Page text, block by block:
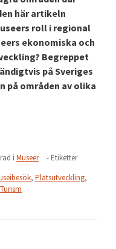
här artikeln
roll i regional
ekonomiska och
Begreppet
på Sveriges
på områden av olika
i Museer
- Etiketter
, Platsutveckling,
Turism